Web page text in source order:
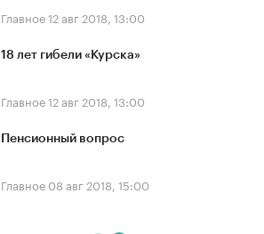
Главное12 авг 2018, 13:00
18 лет гибели «Курска»
Главное12 авг 2018, 13:00
Пенсионный вопрос
Главное 08 авг 2018, 15:00